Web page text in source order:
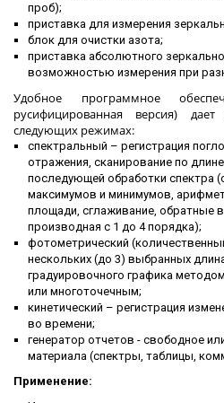
проб);
приставка для измерения
блок для очистки азота;
приставка абсолютного
возможностью измерения при
Удобное программное
русифицированная версия)
следующих режимах:
спектральный – регистрация
отражения, сканирование по
последующей обработки спектра
максимумов и минимумов,
площади, сглаживание, обратные
производная с 1 до 4 порядка);
фотометрический
нескольких (до 3) выбранных
градуировочного графика
или многоточечным;
кинетический – регистрация
во времени;
генератор отчетов - свободное
материала (спектры, таблицы,
Применение: